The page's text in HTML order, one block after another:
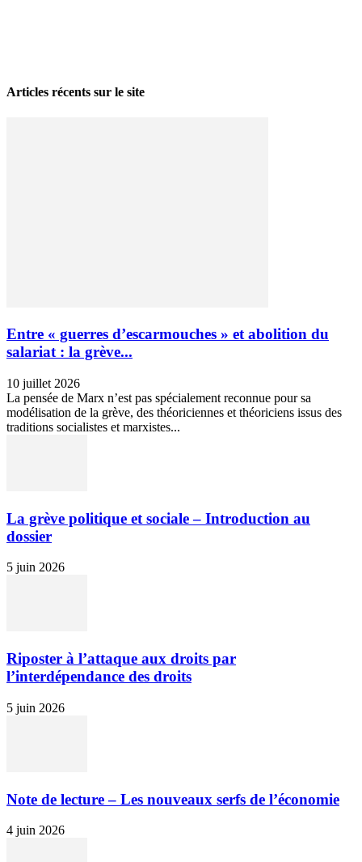
Articles récents sur le site
Entre « guerres d’escarmouches » et abolition du
salariat : la grève...
10 juillet 2026
La pensée de Marx n’est pas spécialement reconnue pour sa
modélisation de la grève, des théoriciennes et théoriciens issus des
traditions socialistes et marxistes...
La grève politique et sociale – Introduction au
dossier
5 juin 2026
Riposter à l’attaque aux droits par
l’interdépendance des droits
5 juin 2026
Note de lecture – Les nouveaux serfs de l’économie
4 juin 2026